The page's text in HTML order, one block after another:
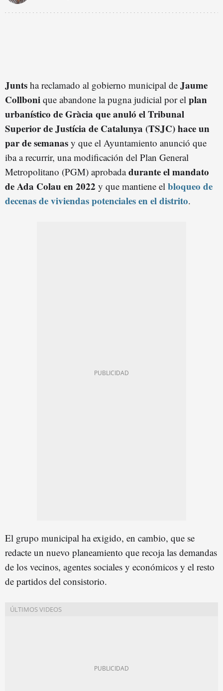
Junts ha reclamado al gobierno municipal de Jaume
Collboni que abandone la pugna judicial por el plan
urbanístico de Gràcia que anuló el Tribunal
Superior de Justícia de Catalunya (TSJC) hace un
par de semanas y que el Ayuntamiento anunció que
iba a recurrir, una modificación del Plan General
Metropolitano (PGM) aprobadadurante el mandato
de Ada Colau en 2022 y que mantiene el bloqueo de
decenas de viviendas potenciales en el distrito.
El grupo municipal ha exigido, en cambio, que se
redacte un nuevo planeamiento que recoja las demandas
de los vecinos, agentes sociales y económicos y el resto
de partidos del consistorio.